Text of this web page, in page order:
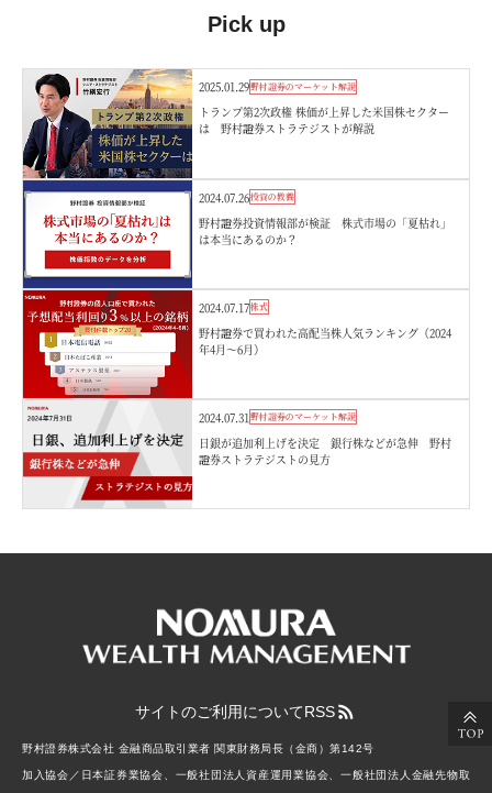
Pick up
2025.01.29野村證券のマーケット解説
トランプ第2次政権 株価が上昇した米国株セクター
は 野村證券ストラテジストが解説
2024.07.26投資の教養
野村證券投資情報部が検証 株式市場の「夏枯れ」
は本当にあるのか？
2024.07.17株式
野村證券で買われた高配当株人気ランキング（2024
年4月～6月）
2024.07.31 野村證券のマーケット解説
日銀が追加利上げを決定 銀行株などが急伸 野村
證券ストラテジストの見方
サイトのご利用についてRSS
野村證券株式会社 金融商品取引業者 関東財務局長（金商）第142号
加入協会／日本証券業協会、一般社団法人資産運用業協会、一般社団法人金融先物取